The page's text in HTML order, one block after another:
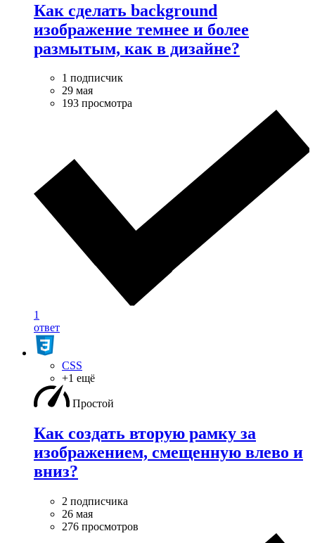
Как сделать background
изображение темнее и более
размытым, как в дизайне?
1 подписчик
29 мая
193 просмотра
1
ответ
CSS
+1 ещё
Простой
Как создать вторую рамку за
изображением, смещенную влево и
вниз?
2 подписчика
26 мая
276 просмотров